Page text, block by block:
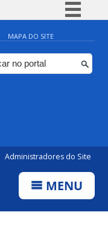
Simplifique!
Comunica BR
Participe
MAPA DO SITE
Administradores do Site
MENU